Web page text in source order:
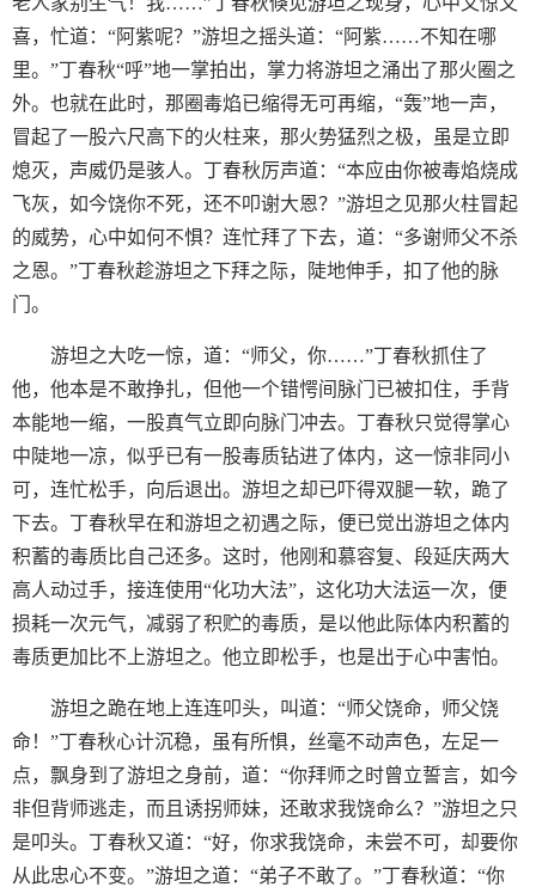
喜，忙道：“阿紫呢？”游坦之摇头道：“阿紫……不知在哪
里。”丁春秋“呼”地一掌拍出，掌力将游坦之涌出了那火圈之
外。也就在此时，那圈毒焰已缩得无可再缩，“轰”地一声，
冒起了一股六尺高下的火柱来，那火势猛烈之极，虽是立即
熄灭，声威仍是骇人。丁春秋厉声道：“本应由你被毒焰烧成
飞灰，如今饶你不死，还不叩谢大恩？”游坦之见那火柱冒起
的威势，心中如何不惧？连忙拜了下去，道：“多谢师父不杀
之恩。”丁春秋趁游坦之下拜之际，陡地伸手，扣了他的脉
门。
游坦之大吃一惊，道：“师父，你……”丁春秋抓住了
他，他本是不敢挣扎，但他一个错愕间脉门已被扣住，手背
本能地一缩，一股真气立即向脉门冲去。丁春秋只觉得掌心
中陡地一凉，似乎已有一股毒质钻进了体内，这一惊非同小
可，连忙松手，向后退出。游坦之却已吓得双腿一软，跪了
下去。丁春秋早在和游坦之初遇之际，便已觉出游坦之体内
积蓄的毒质比自己还多。这时，他刚和慕容复、段延庆两大
高人动过手，接连使用“化功大法”，这化功大法运一次，便
损耗一次元气，减弱了积贮的毒质，是以他此际体内积蓄的
毒质更加比不上游坦之。他立即松手，也是出于心中害怕。
游坦之跪在地上连连叩头，叫道：“师父饶命，师父饶
命！”丁春秋心计沉稳，虽有所惧，丝毫不动声色，左足一
点，飘身到了游坦之身前，道：“你拜师之时曾立誓言，如今
非但背师逃走，而且诱拐师妹，还敢求我饶命么？”游坦之只
是叩头。丁春秋又道：“好，你求我饶命，未尝不可，却要你
从此忠心不变。”游坦之道：“弟子不敢了。”丁春秋道：“你